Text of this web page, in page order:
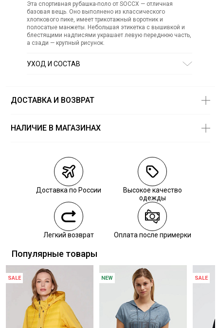
Эта спортивная рубашка-поло от SOCCX — отличная
базовая вещь. Оно выполнено из классического
хлопкового пике, имеет трикотажный воротник и
полосатые манжеты. Небольшая этикетка с вышивкой и
блестящими надписями украшает левую переднюю часть,
а сзади — крупный рисунок.
УХОД И СОСТАВ
ДОСТАВКА И ВОЗВРАТ
Курьерская доставка СДЭК
Самовывоз из пункта выдачи СДЭК
Самовывоз из наших магазинов
Курьерская доставка СДЭК
Самовывоз из пункта выдачи СДЭК
НАЛИЧИЕ В МАГАЗИНАХ
Доставка по России
Высокое качество
одежды
Легкий возврат Оплата после примерки
Популярные товары
SALE NEW SALE